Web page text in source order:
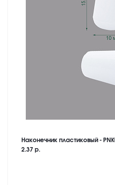
Наконечник пластиковый -
2.37 р.